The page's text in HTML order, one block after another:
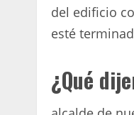
del edificio
esté
¿Qué